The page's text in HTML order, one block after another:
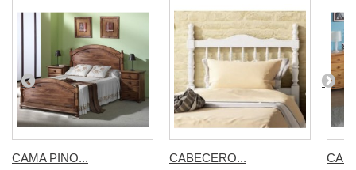
CAMA PINO... CABECERO...